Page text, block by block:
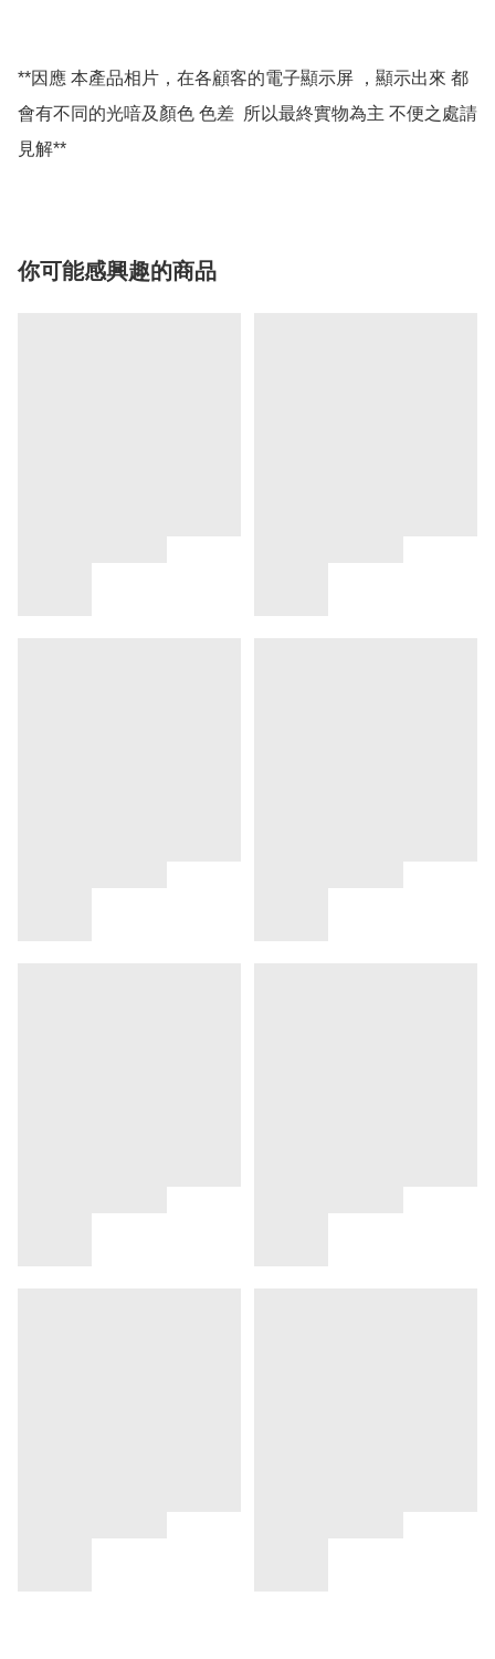
**因應 本產品相片，在各顧客的電子顯示屏 ，顯示出來 都
會有不同的光喑及顏色 色差  所以最終實物為主 不便之處請
你可能感興趣的商品